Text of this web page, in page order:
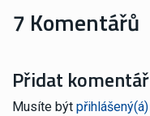
7 Komentářů
Přidat komentář
Musíte být přihlášený(á)